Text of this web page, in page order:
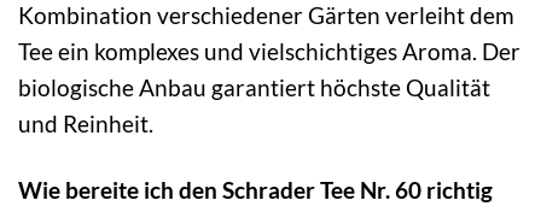
Kombination verschiedener Gärten verleiht dem
Tee ein komplexes und vielschichtiges Aroma. Der
biologische Anbau garantiert höchste Qualität
und Reinheit.
Wie bereite ich den Schrader Tee Nr. 60 richtig